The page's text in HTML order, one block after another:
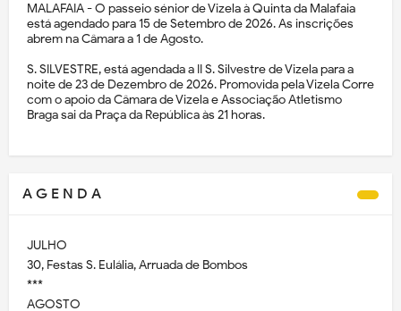
MALAFAIA - O passeio sénior de Vizela à Quinta da Malafaia
está agendado para 15 de Setembro de 2026. As inscrições
abrem na Câmara a 1 de Agosto.
S. SILVESTRE, está agendada a II S. Silvestre de Vizela para a
noite de 23 de Dezembro de 2026. Promovida pela Vizela Corre
com o apoio da Câmara de Vizela e Associação Atletismo
Braga sai da Praça da República às 21 horas.
A G E N D A
JULHO
30, Festas S. Eulália, Arruada de Bombos
***
AGOSTO